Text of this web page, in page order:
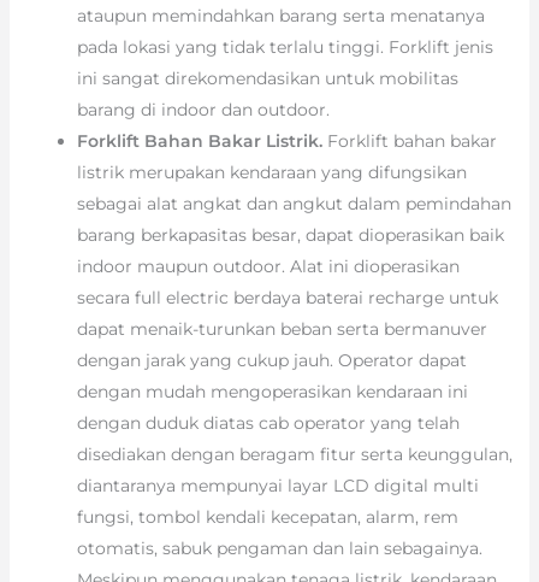
ataupun memindahkan barang serta menatanya
pada lokasi yang tidak terlalu tinggi. Forklift jenis
ini sangat direkomendasikan untuk mobilitas
barang di indoor dan outdoor.
Forklift Bahan Bakar Listrik. Forklift bahan bakar
listrik merupakan kendaraan yang difungsikan
sebagai alat angkat dan angkut dalam pemindahan
barang berkapasitas besar, dapat dioperasikan baik
indoor maupun outdoor. Alat ini dioperasikan
secara full electric berdaya baterai recharge untuk
dapat menaik-turunkan beban serta bermanuver
dengan jarak yang cukup jauh. Operator dapat
dengan mudah mengoperasikan kendaraan ini
dengan duduk diatas cab operator yang telah
disediakan dengan beragam fitur serta keunggulan,
diantaranya mempunyai layar LCD digital multi
fungsi, tombol kendali kecepatan, alarm, rem
otomatis, sabuk pengaman dan lain sebagainya.